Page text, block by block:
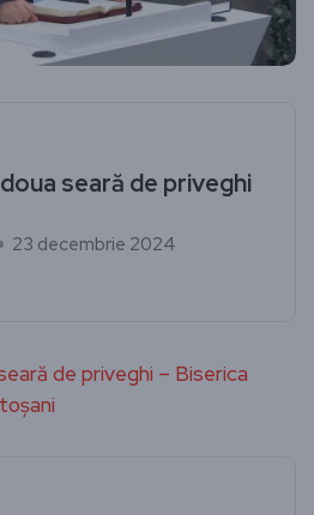
seară de priveghi
23 decembrie 2024